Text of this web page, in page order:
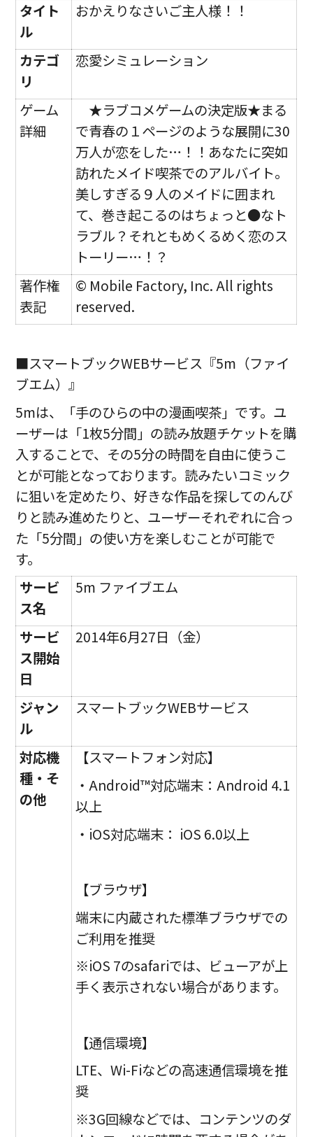
タイト
ル
おかえりなさいご主人様！！
カテゴ
リ
恋愛シミュレーション
ゲーム
詳細
★ラブコメゲームの決定版★まる
で青春の１ページのような展開に30
万人が恋をした…！！あなたに突如
訪れたメイド喫茶でのアルバイト。
美しすぎる９人のメイドに囲まれ
て、巻き起こるのはちょっと●なト
ラブル？それともめくるめく恋のス
トーリー…！？
著作権
表記
© Mobile Factory, Inc. All rights
reserved.
■スマートブックWEBサービス『5m（ファイ
ブエム）』
5mは、「手のひらの中の漫画喫茶」です。ユ
ーザーは「1枚5分間」の読み放題チケットを購
入することで、その5分の時間を自由に使うこ
とが可能となっております。読みたいコミック
に狙いを定めたり、好きな作品を探してのんび
りと読み進めたりと、ユーザーそれぞれに合っ
た「5分間」の使い方を楽しむことが可能で
す。
サービ
ス名
5m ファイブエム
サービ
ス開始
日
2014年6月27日（金）
ジャン
ル
スマートブックWEBサービス
対応機
種・そ
の他
【スマートフォン対応】
・Android™対応端末：Android 4.1
以上
・iOS対応端末： iOS 6.0以上
【ブラウザ】
端末に内蔵された標準ブラウザでの
ご利用を推奨
※iOS 7のsafariでは、ビューアが上
手く表示されない場合があります。
【通信環境】
LTE、Wi-Fiなどの高速通信環境を推
奨
※3G回線などでは、コンテンツのダ